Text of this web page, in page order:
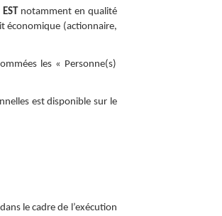
ESTnotamment en qualité
économique (actionnaire,
les « Personne(s)
est disponible sur le
le cadre de l’exécution